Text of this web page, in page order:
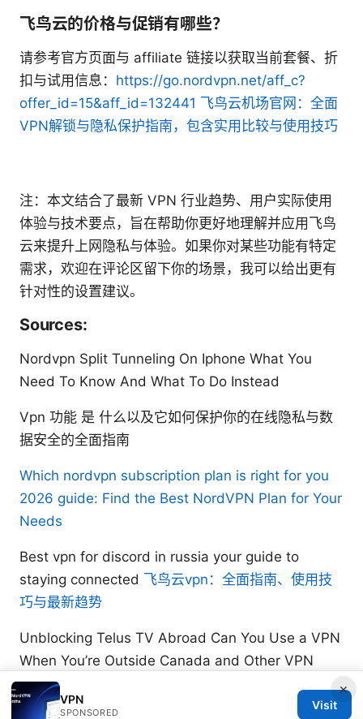
飞鸟云的价格与促销有哪些？
请参考官方页面与 affiliate 链接以获取当前套餐、折
扣与试用信息： https://go.nordvpn.net/aff_c?
offer_id=15&aff_id=132441 飞鸟云机场官网：全面
VPN解锁与隐私保护指南，包含实用比较与使用技巧
注：本文结合了最新 VPN 行业趋势、用户实际使用
体验与技术要点，旨在帮助你更好地理解并应用飞鸟
云来提升上网隐私与体验。如果你对某些功能有特定
需求，欢迎在评论区留下你的场景，我可以给出更有
针对性的设置建议。
Sources:
Nordvpn Split Tunneling On Iphone What You
Need To Know And What To Do Instead
Vpn 功能 是 什么以及它如何保护你的在线隐私与数
据安全的全面指南
Which nordvpn subscription plan is right for you
2026 guide: Find the Best NordVPN Plan for Your
Needs
Best vpn for discord in russia your guide to
staying connected 飞鸟云vpn：全面指南、使用技
巧与最新趋势
Unblocking Telus TV Abroad Can You Use a VPN
When You’re Outside Canada and Other VPN
Tips
×
VPN
SPONSORED
Visit